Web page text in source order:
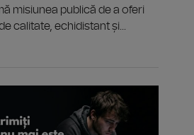
misiunea publică de a oferi
calitate, echidistant și...